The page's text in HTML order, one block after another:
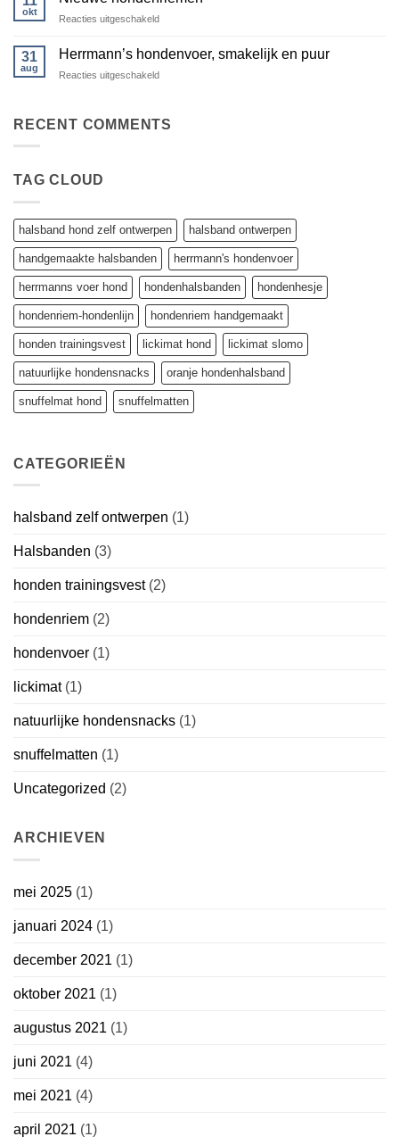
tandenpoetsen
onzin
okt
Reacties uitgeschakeldvoor
hondenriemen
31
aug
Herrmann’s hondenvoer, smakelijk en puur
Reacties uitgeschakeldvoor
smakelijk
RECENT COMMENTS
TAG CLOUD
halsband hond zelf ontwerpen halsband ontwerpen
handgemaakte halsbanden herrmann's hondenvoer
herrmanns voer hond hondenhalsbanden hondenhesje
hondenriem-hondenlijn hondenriem handgemaakt
honden trainingsvest lickimat hond lickimat slomo
natuurlijke hondensnacks oranje hondenhalsband
snuffelmat hond snuffelmatten
CATEGORIEËN
halsband zelf ontwerpen (1)
Halsbanden (3)
honden trainingsvest(2)
hondenriem (2)
hondenvoer (1)
lickimat(1)
natuurlijke hondensnacks (1)
snuffelmatten (1)
Uncategorized (2)
ARCHIEVEN
mei 2025 (1)
januari 2024 (1)
december 2021 (1)
oktober 2021 (1)
augustus 2021 (1)
juni 2021 (4)
mei 2021 (4)
april 2021 (1)